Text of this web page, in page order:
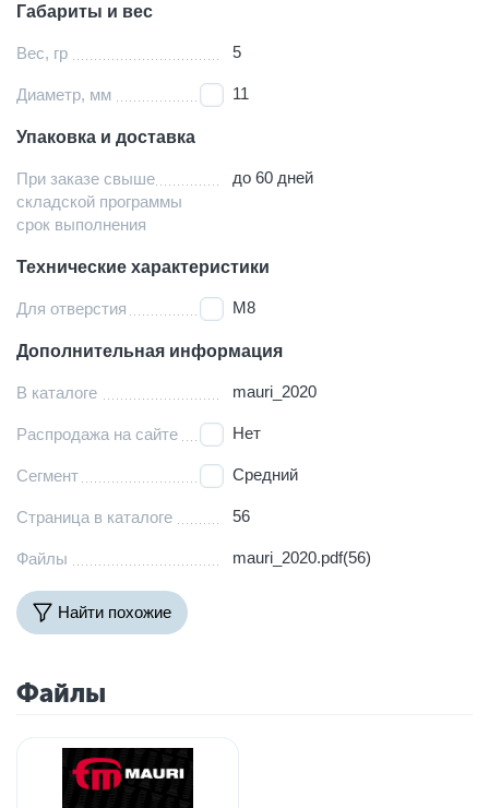
Габариты и вес
Вес, гр 5
Диаметр, мм 11
Упаковка и доставка
При заказе свыше
складской программы
срок выполнения
до 60 дней
Технические характеристики
Для отверстия М8
Дополнительная информация
В каталоге mauri_2020
Распродажа на сайте Нет
Сегмент Средний
Страница в каталоге 56
Файлы mauri_2020.pdf(56)
Найти похожие
Файлы